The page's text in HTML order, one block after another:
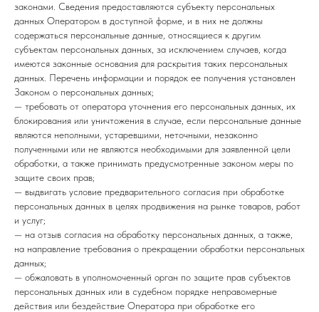
законами. Сведения предоставляются субъекту персональных
данных Оператором в доступной форме, и в них не должны
содержаться персональные данные, относящиеся к другим
субъектам персональных данных, за исключением случаев, когда
имеются законные основания для раскрытия таких персональных
данных. Перечень информации и порядок ее получения установлен
Законом о персональных данных;
— требовать от оператора уточнения его персональных данных, их
блокирования или уничтожения в случае, если персональные данные
являются неполными, устаревшими, неточными, незаконно
полученными или не являются необходимыми для заявленной цели
обработки, а также принимать предусмотренные законом меры по
защите своих прав;
— выдвигать условие предварительного согласия при обработке
персональных данных в целях продвижения на рынке товаров, работ
и услуг;
— на отзыв согласия на обработку персональных данных, а также,
на направление требования о прекращении обработки персональных
данных;
— обжаловать в уполномоченный орган по защите прав субъектов
персональных данных или в судебном порядке неправомерные
действия или бездействие Оператора при обработке его